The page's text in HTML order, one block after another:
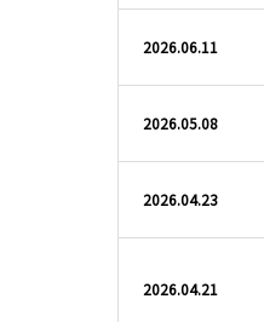
2026.06.11
2026.05.08
2026.04.23
2026.04.21